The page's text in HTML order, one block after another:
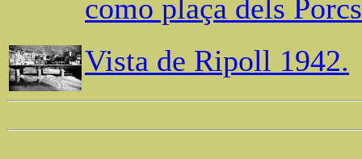
como plaça dels
Vista de Ripoll 1942.